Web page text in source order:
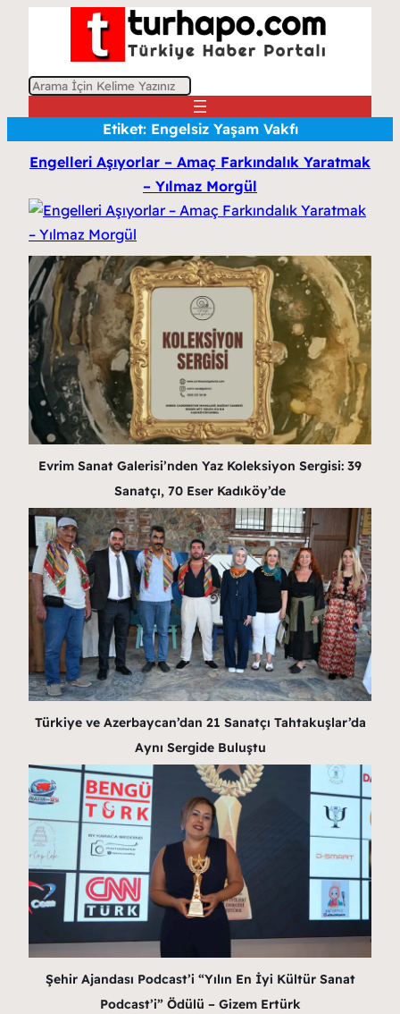
A
Etiket: Engelsiz Yaşam Vakfı
Engelleri Aşıyorlar – Amaç Farkındalık Yaratmak
– Yılmaz Morgül
Evrim Sanat Galerisi’nden Yaz Koleksiyon Sergisi: 39
Sanatçı, 70 Eser Kadıköy’de
Türkiye ve Azerbaycan’dan 21 Sanatçı Tahtakuşlar’da
Aynı Sergide Buluştu
Şehir Ajandası Podcast’i “Yılın En İyi Kültür Sanat
Podcast’i” Ödülü – Gizem Ertürk